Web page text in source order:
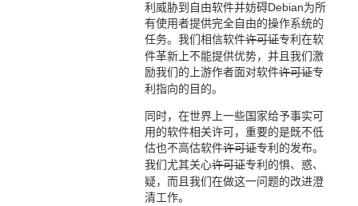
利威胁到自由软件并妨碍Debian为所
有使用者提供完全自由的操作系统的
任务。我们相信软件许可证专利在软
件革新上不能提供优势，并且我们激
励我们的上游作者面对软件许可证专
利指向的目的。
同时，在世界上一些国家给予事实可
用的软件相关许可，重要的是既不低
估也不高估软件许可证专利的发布。
我们尤其关心许可证专利的惧、惑、
疑，而且我们在做这一问题的改进澄
清工作。